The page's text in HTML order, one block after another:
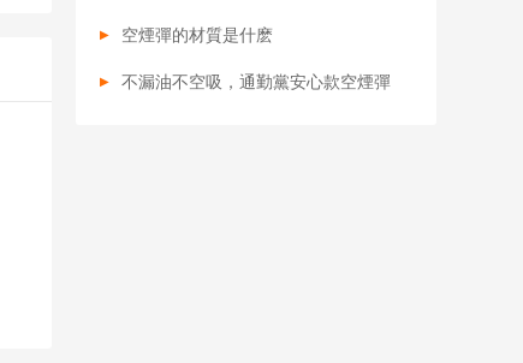
空煙彈的材質是什麽
不漏油不空吸，通勤黨安心款空煙彈